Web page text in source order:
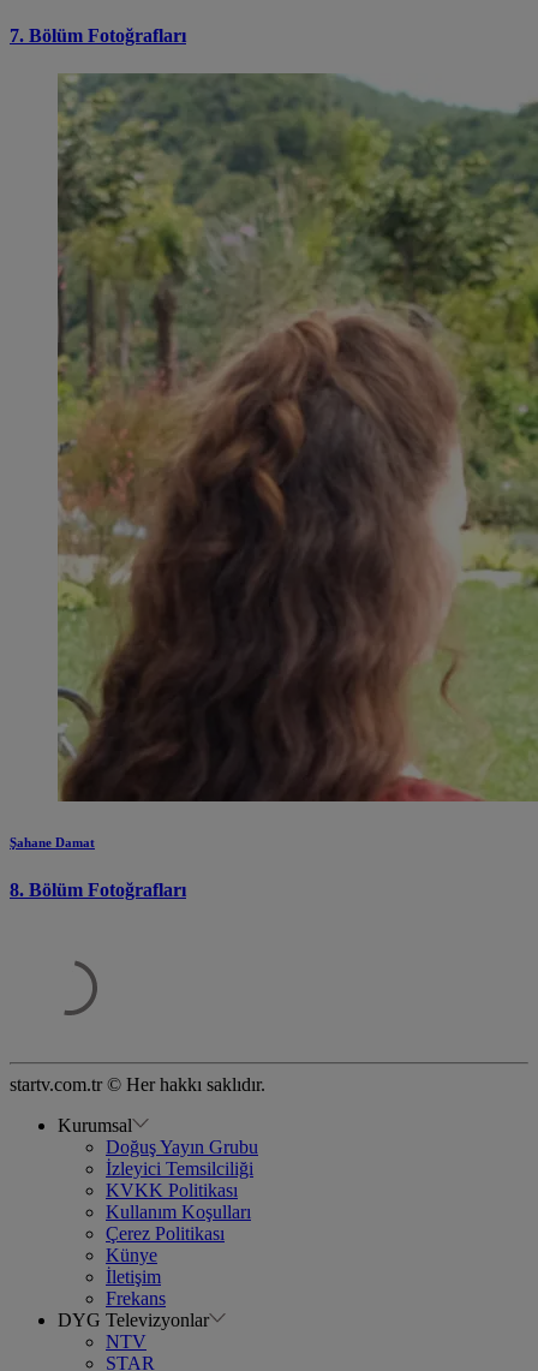
7. Bölüm Fotoğrafları
Şahane Damat
8. Bölüm Fotoğrafları
startv.com.tr © Her hakkı saklıdır.
Kurumsal
Doğuş Yayın Grubu
İzleyici Temsilciliği
KVKK Politikası
Kullanım Koşulları
Çerez Politikası
Künye
İletişim
Frekans
DYG Televizyonlar
NTV
STAR